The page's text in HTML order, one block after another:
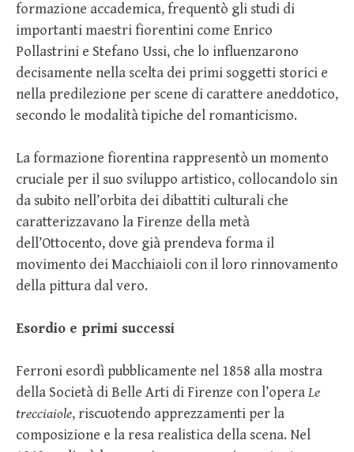
formazione accademica, frequentò gli studi di
importanti maestri fiorentini come Enrico
Pollastrini e Stefano Ussi, che lo influenzarono
decisamente nella scelta dei primi soggetti storici e
nella predilezione per scene di carattere aneddotico,
secondo le modalità tipiche del romanticismo.
La formazione fiorentina rappresentò un momento
cruciale per il suo sviluppo artistico, collocandolo sin
da subito nell’orbita dei dibattiti culturali che
caratterizzavano la Firenze della metà
dell’Ottocento, dove già prendeva forma il
movimento dei Macchiaioli con il loro rinnovamento
della pittura dal vero.
Esordio e primi successi
Ferroni esordì pubblicamente nel 1858 alla mostra
della Società di Belle Arti di Firenze con l’operaLe
trecciaiole, riscuotendo apprezzamenti per la
composizione e la resa realistica della scena. Nel